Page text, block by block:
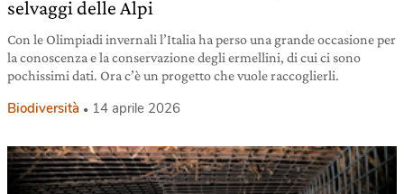
selvaggi delle Alpi
Con le Olimpiadi invernali l’Italia ha perso una grande occasione per
la conoscenza e la conservazione degli ermellini, di cui ci sono
pochissimi dati. Ora c’è un progetto che vuole raccoglierli.
Biodiversità 14 aprile 2026